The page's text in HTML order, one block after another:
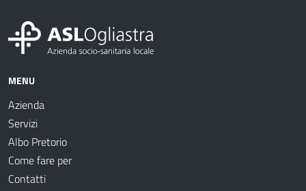
MENU
Azienda
Servizi
Albo Pretorio
Come fare per
Contatti